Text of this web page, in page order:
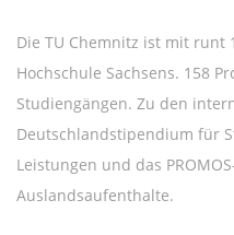
Die TU Chemnitz ist mit
Hochschule Sachsens. 158
Studiengängen. Zu den
Deutschlandstipendium für
Leistungen und das
Auslandsaufenthalte.